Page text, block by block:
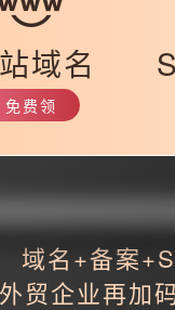
调性、颜色的搭配上进
因素：网站首页排版
目的是为了保障网站更
域名
免费领
域名+备案
外贸企业再加